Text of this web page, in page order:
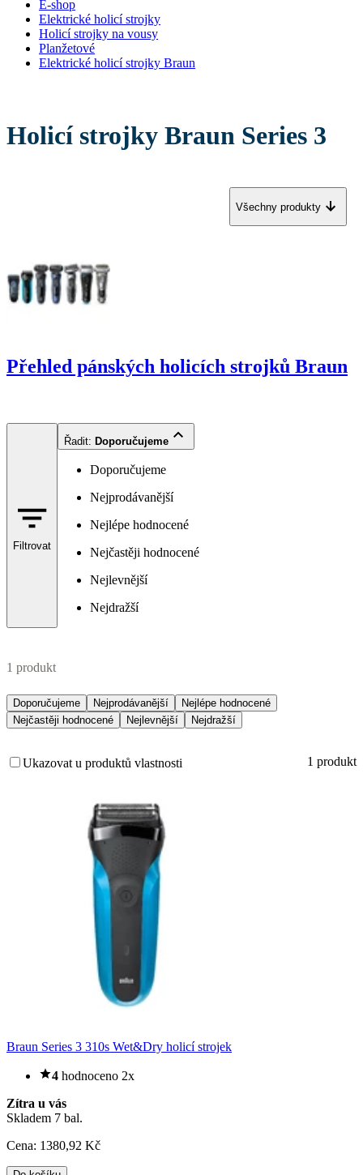
E-shop
Elektrické holicí strojky
Holicí strojky na vousy
Planžetové
Elektrické holicí strojky Braun
Holicí strojky Braun Series 3
Všechny produkty
Přehled pánských holicích strojků Braun
Filtrovat
Řadit: Doporučujeme
Doporučujeme
Nejprodávanější
Nejlépe hodnocené
Nejčastěji hodnocené
Nejlevnější
Nejdražší
1 produkt
Doporučujeme Nejprodávanější
Nejlépe hodnocené
Nejčastěji hodnocené
Nejlevnější Nejdražší
Ukazovat u produktů vlastnosti 1 produkt
Braun Series 3 310s Wet&Dry holicí strojek
4 hodnoceno 2x
Zítra u vás
Skladem 7 bal.
Cena: 1380,92 Kč